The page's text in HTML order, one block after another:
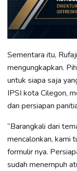
Sementara itu,
mengungkapkan.
untuk siapa saja
IPSI kota Cilegon,
dan persiapan
“Barangkali dari
mencalonkan, kami
formulir nya.
sudah menempuh